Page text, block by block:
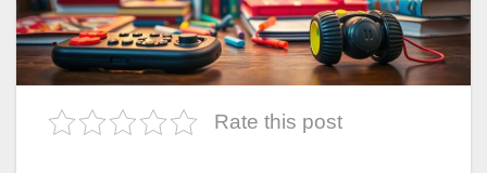
Rate this post